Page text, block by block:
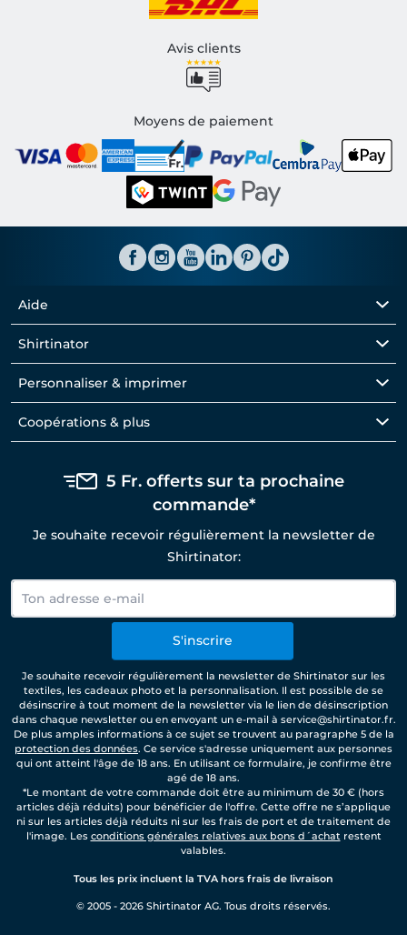
Avis clients
Moyens de paiement
Aide
Shirtinator
Personnaliser & imprimer
Coopérations & plus
5 Fr. offerts sur ta prochaine
commande*
Je souhaite recevoir régulièrement la newsletter de
Shirtinator:
S'inscrire
Je souhaite recevoir régulièrement la newsletter de Shirtinator sur les
textiles, les cadeaux photo et la personnalisation. Il est possible de se
désinscrire à tout moment de la newsletter via le lien de désinscription
dans chaque newsletter ou en envoyant un e-mail à service@shirtinator.fr.
De plus amples informations à ce sujet se trouvent au paragraphe 5 de la
protection des données. Ce service s'adresse uniquement aux personnes
qui ont atteint l'âge de 18 ans. En utilisant ce formulaire, je confirme être
agé de 18 ans.
*Le montant de votre commande doit être au minimum de 30 € (hors
articles déjà réduits) pour bénéficier de l'offre. Cette offre ne s’applique
ni sur les articles déjà réduits ni sur les frais de port et de traitement de
l'image. Les conditions générales relatives aux bons d´achatrestent
valables.
Tous les prix incluent la TVA hors frais de livraison
© 2005 - 2026 Shirtinator AG. Tous droits réservés.